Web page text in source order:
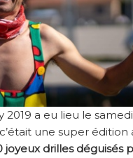
2019 a eu lieu le
une super édition
joyeux drilles déguisés